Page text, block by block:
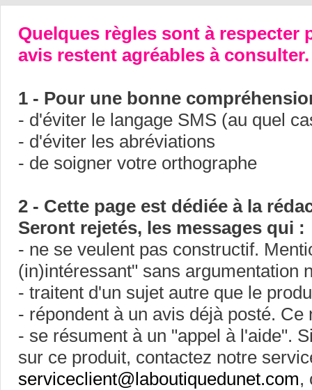
Quelques règles sont à respecter
avis restent agréables à consulter.
1 - Pour une bonne
- d'éviter le langage SMS (au quel
- d'éviter les abréviations
- de soigner votre orthographe
2 - Cette page est dédiée à la
Seront rejetés, les messages qui :
- ne se veulent pas constructif.
(in)intéressant" sans argumentation
- traitent d'un sujet autre que le
- répondent à un avis déjà posté. Ce
- se résument à un "appel à l'aide".
sur ce produit, contactez notre
serviceclient@laboutiquedunet.com,